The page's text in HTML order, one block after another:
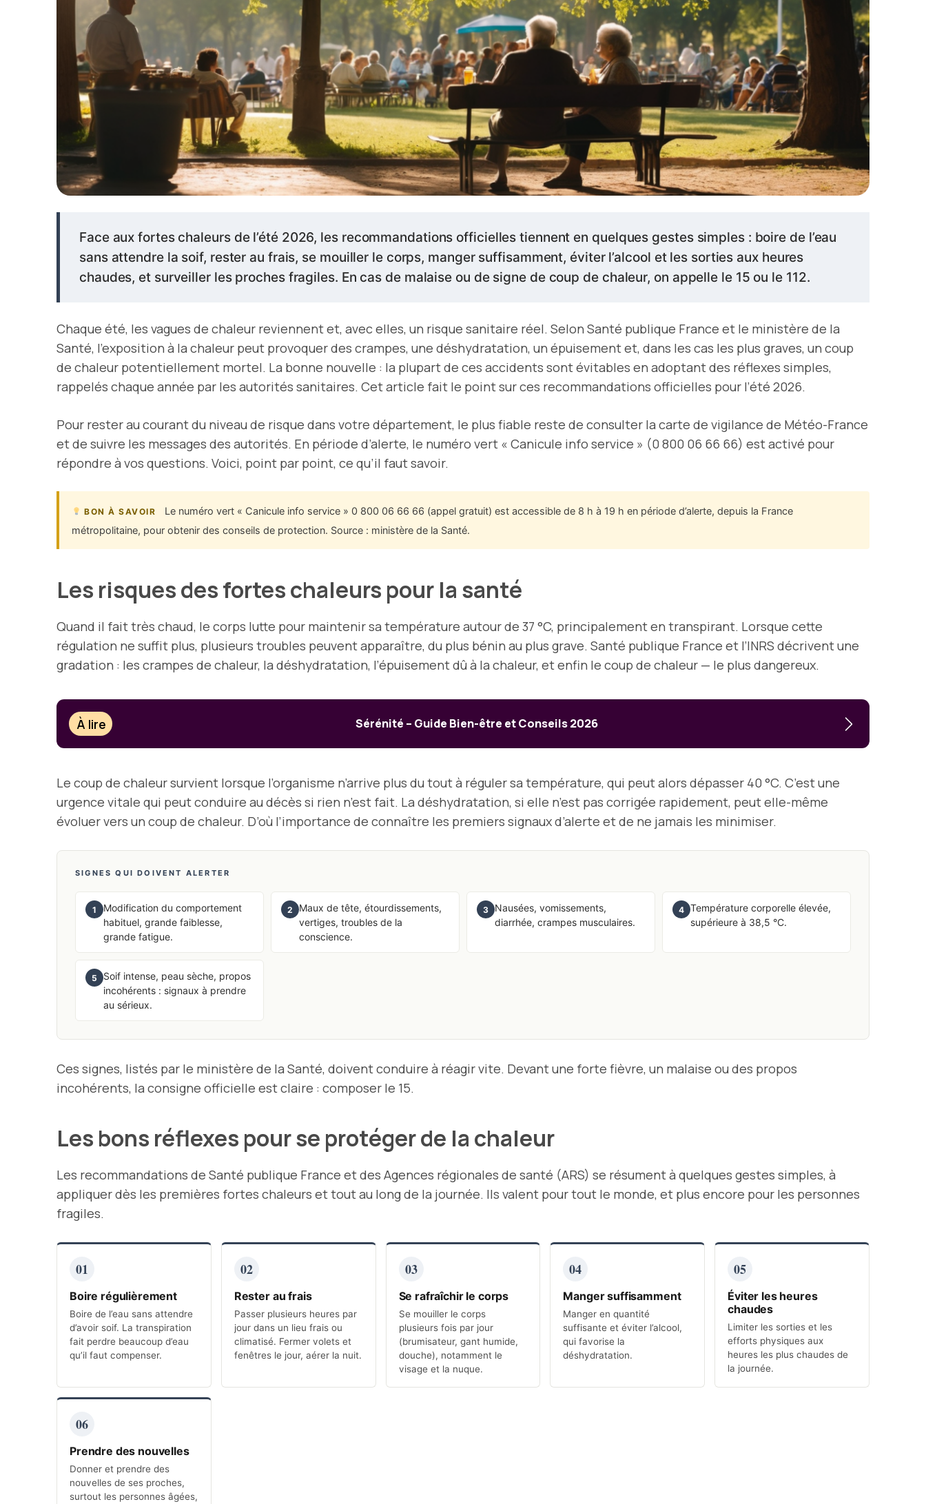
Face aux fortes chaleurs de l’été 2026, les recommandations officielles tiennent en quelques gestes simples : boire de l’eau
sans attendre la soif, rester au frais, se mouiller le corps, manger suffisamment, éviter l’alcool et les sorties aux heures
chaudes, et surveiller les proches fragiles. En cas de malaise ou de signe de coup de chaleur, on appelle le 15 ou le 112.
Chaque été, les vagues de chaleur reviennent et, avec elles, un risque sanitaire réel. Selon Santé publique France et le ministère de la
Santé, l’exposition à la chaleur peut provoquer des crampes, une déshydratation, un épuisement et, dans les cas les plus graves, un coup
de chaleur potentiellement mortel. La bonne nouvelle : la plupart de ces accidents sont évitables en adoptant des réflexes simples,
rappelés chaque année par les autorités sanitaires. Cet article fait le point sur ces recommandations officielles pour l’été 2026.
Pour rester au courant du niveau de risque dans votre département, le plus fiable reste de consulter la carte de vigilance de Météo-France
et de suivre les messages des autorités. En période d’alerte, le numéro vert « Canicule info service » (0 800 06 66 66) est activé pour
répondre à vos questions. Voici, point par point, ce qu’il faut savoir.
BON À SAVOIR
Le numéro vert « Canicule info service » 0 800 06 66 66 (appel gratuit) est accessible de 8 h à 19 h en période d’alerte, depuis la France
métropolitaine, pour obtenir des conseils de protection. Source : ministère de la Santé.
Les risques des fortes chaleurs pour la santé
Quand il fait très chaud, le corps lutte pour maintenir sa température autour de 37 °C, principalement en transpirant. Lorsque cette
régulation ne suffit plus, plusieurs troubles peuvent apparaître, du plus bénin au plus grave. Santé publique France et l’INRS décrivent une
gradation : les crampes de chaleur, la déshydratation, l’épuisement dû à la chaleur, et enfin le coup de chaleur — le plus dangereux.
À lire Sérénité – Guide Bien-être et Conseils 2026
Le coup de chaleur survient lorsque l’organisme n’arrive plus du tout à réguler sa température, qui peut alors dépasser 40 °C. C’est une
urgence vitale qui peut conduire au décès si rien n’est fait. La déshydratation, si elle n’est pas corrigée rapidement, peut elle-même
évoluer vers un coup de chaleur. D’où l’importance de connaître les premiers signaux d’alerte et de ne jamais les minimiser.
SIGNES QUI DOIVENT ALERTER
1
Modification du comportement
habituel, grande faiblesse,
grande fatigue.
2
Maux de tête, étourdissements,
vertiges, troubles de la
conscience.
3
Nausées, vomissements,
diarrhée, crampes musculaires.
4 Température corporelle élevée,
supérieure à 38,5 °C.
5
Soif intense, peau sèche, propos
incohérents : signaux à prendre
au sérieux.
Ces signes, listés par le ministère de la Santé, doivent conduire à réagir vite. Devant une forte fièvre, un malaise ou des propos
incohérents, la consigne officielle est claire : composer le 15.
Les bons réflexes pour se protéger de la chaleur
Les recommandations de Santé publique France et des Agences régionales de santé (ARS) se résument à quelques gestes simples, à
appliquer dès les premières fortes chaleurs et tout au long de la journée. Ils valent pour tout le monde, et plus encore pour les personnes
fragiles.
01
Boire régulièrement
Boire de l’eau sans attendre
d’avoir soif. La transpiration
fait perdre beaucoup d’eau
qu’il faut compenser.
02
Rester au frais
Passer plusieurs heures par
jour dans un lieu frais ou
climatisé. Fermer volets et
fenêtres le jour, aérer la nuit.
03
Se rafraîchir le corps
Se mouiller le corps
plusieurs fois par jour
(brumisateur, gant humide,
douche), notamment le
visage et la nuque.
04
Manger suffisamment
Manger en quantité
suffisante et éviter l’alcool,
qui favorise la
déshydratation.
05
Éviter les heures
chaudes
Limiter les sorties et les
efforts physiques aux
heures les plus chaudes de
la journée.
06
Prendre des nouvelles
Donner et prendre des
nouvelles de ses proches,
surtout les personnes âgées,